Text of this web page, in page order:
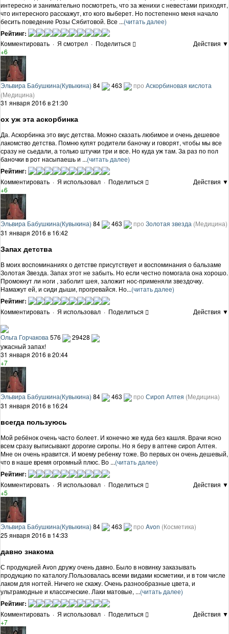
интересно и занимательно посмотреть, что за женихи с невестами приходят,
что интересного расскажут, кто кого выберет. Но постепенно меня начало
бесить поведение Розы Сябитовой. Все ...(читать далее)
Рейтинг:
Комментировать · Я смотрел · Поделиться
Действия ▼
+6
Эльвира Бабушкина(Кувыкина) 84 463 про Аскорбиновая кислота
(Медицина)
31 января 2016 в 21:30
ох уж эта аскорбинка
Да. Аскорбинка это вкус детства. Можно сказать любимое и очень дешевое
лакомство детства. Помню купят родители баночку и говорят, чтобы мы все
сразу не сьедали, а только штучки три и все. Но куда уж там. За раз по пол
баночки в рот насыпаешь и ...(читать далее)
Рейтинг:
Комментировать · Я использовал · Поделиться
Действия ▼
+6
Эльвира Бабушкина(Кувыкина) 84 463 про Золотая звезда (Медицина)
31 января 2016 в 16:42
Запах детства
В моих воспоминаниях о детстве присутствует и воспоминания о бальзаме
Золотая Звезда. Запах этот не забыть. Но если честно помогала она хорошо.
Промокнут ли ноги , заболит шея, заложит нос-применяли звездочку.
Намажут ей, и сиди дыши, прогревайся. Но...(читать далее)
Рейтинг:
Комментировать · Я использовал · Поделиться Действия ▼
Ольга Горчакова 576
29428
ужасный запах!
31 января 2016 в 20:44
+7
Эльвира Бабушкина(Кувыкина) 84 463 про Сироп Алтея (Медицина)
31 января 2016 в 16:24
всегда пользуюсь
Мой ребёнок очень часто болеет. И конечно же куда без кашля. Врачи ясно
всем сразу выписывают дорогие сиропы. Но я беру в аптеке сироп Алтея.
Мне он очень нравится. И моему ребенку тоже. Во первых он очень дешевый,
что в наше время огромный плюс. Во ...(читать далее)
Рейтинг:
Комментировать · Я использовал · Поделиться
Действия ▼
+5
Эльвира Бабушкина(Кувыкина) 84 463 про Avon (Косметика)
25 января 2016 в 14:33
давно знакома
С продукцией Avon дружу очень давно. Было в новинку заказывать
продукцию по каталогу.Пользовалась всеми видами косметики, и в том числе
лаком для ногтей. Ничего не скажу. Очень разнообразные цвета, и
ультрамодные и классические. Лаки матовые, ...(читать далее)
Рейтинг:
Комментировать · Я использовал · Поделиться
Действия ▼
+7